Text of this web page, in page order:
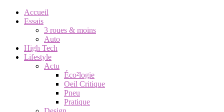
Accueil
Essais
3 roues & moins
Auto
High Tech
Lifestyle
Actu
Éco²logie
Oeil Critique
Pneu
Pratique